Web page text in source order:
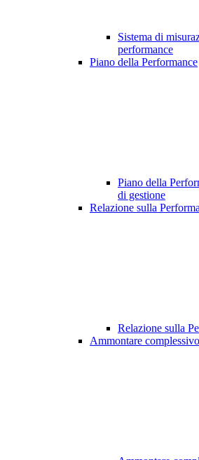
Sistema di
performance
Piano della Performance
Piano della
di gestione
Relazione sulla
Relazione sulla
Ammontare